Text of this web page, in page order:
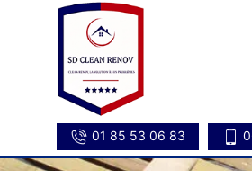
01 85 53 06 83